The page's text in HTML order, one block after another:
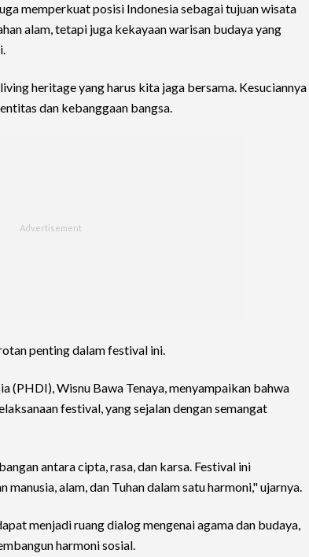
memperkuat posisi Indonesia sebagai tujuan wisata
alam, tetapi juga kekayaan warisan budaya yang
heritage yang harus kita jaga bersama. Kesuciannya
dan kebanggaan bangsa.
penting dalam festival ini.
(PHDI), Wisnu Bawa Tenaya, menyampaikan bahwa
festival, yang sejalan dengan semangat
antara cipta, rasa, dan karsa. Festival ini
alam, dan Tuhan dalam satu harmoni," ujarnya.
menjadi ruang dialog mengenai agama dan budaya,
harmoni sosial.